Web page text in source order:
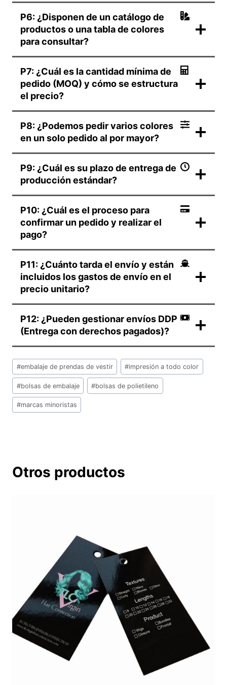
P6: ¿Disponen de un catálogo de
productos o una tabla de colores
para consultar?
P7: ¿Cuál es la cantidad mínima de
pedido (MOQ) y cómo se estructura
el precio?
P8: ¿Podemos pedir varios colores
en un solo pedido al por mayor?
P9: ¿Cuál es su plazo de entrega de
producción estándar?
P10: ¿Cuál es el proceso para
confirmar un pedido y realizar el
pago?
P11: ¿Cuánto tarda el envío y están
incluidos los gastos de envío en el
precio unitario?
P12: ¿Pueden gestionar envíos DDP
(Entrega con derechos pagados)?
Etiquetas
de
la
entrada:
#embalaje de prendas de vestir #impresión a todo color
#bolsas de embalaje #bolsas de polietileno
#marcas minoristas
Otros productos